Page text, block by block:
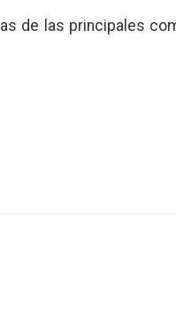
de las principales